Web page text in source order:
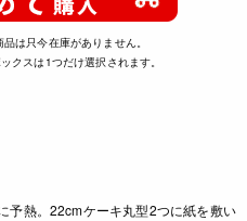
は只今在庫がありません。
クスは1つだけ選択されます。
熱。22cmケーキ丸型2つに紙を敷い